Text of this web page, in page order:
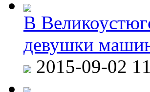
В
девушки
2015-09-02